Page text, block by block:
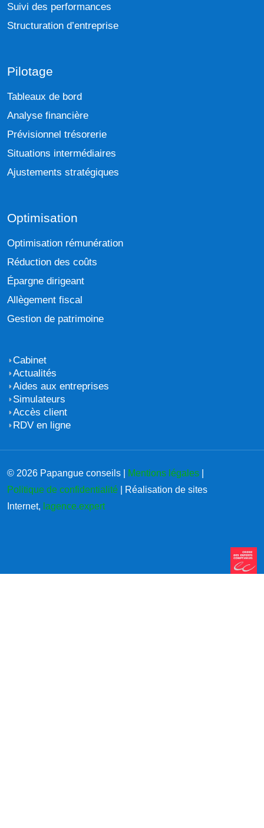
Suivi des performances
Structuration d’entreprise
Pilotage
Tableaux de bord
Analyse financière
Prévisionnel trésorerie
Situations intermédiaires
Ajustements stratégiques
Optimisation
Optimisation rémunération
Réduction des coûts
Épargne dirigeant
Allègement fiscal
Gestion de patrimoine
Cabinet
Actualités
Aides aux entreprises
Simulateurs
Accès client
RDV en ligne
© 2026 Papangue conseils | Mentions légales
Politique de confidentialité | Réalisation de sites
Internet, lagence.expert